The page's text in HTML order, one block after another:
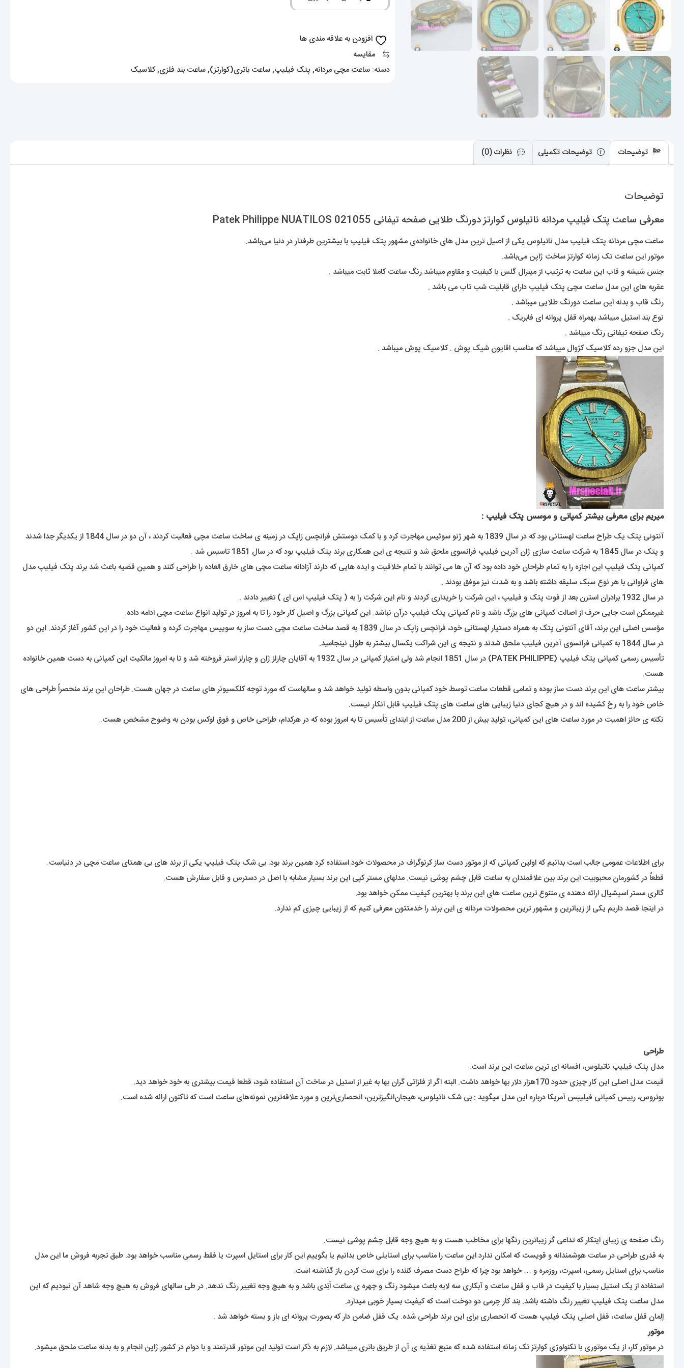
دورنگ
طلایی
افزودن به علاقه مندی ها
مقایسه
دسته: ساعت مچی مردانه, پتک فیلیپ,ساعت باتری(کوارتز),ساعت بند فلزی,کلاسیک
توضیحات توضیحات تکمیلی نظرات (0)
توضیحات
معرفی ساعت پتک فیلیپ مردانه ناتیلوس کوارتز دورنگ طلایی صفحه تیفانی Patek Philippe NUATILOS 021055
ساعت مچی مردانه پتک فیلیپ مدل ناتیلوس یکی از اصیل ترین مدل های خانواده‌ی مشهور پتک فیلیپ با بیشترین طرفدار در دنیا می‌باشد.
موتور این ساعت تک زمانه کوارتز ساخت ژاپن می‌باشد.
جنس شیشه و قاب این ساعت به ترتیب از مینرال گلس با کیفیت و مقاوم میباشد.رنگ ساعت کاملا ثابت میباشد .
عقربه های این مدل ساعت مچی پتک فیلیپ دارای قابلیت شب تاب می باشد .
رنگ قاب و بدنه این ساعت دورنگ طلایی میباشد .
نوع بند استیل میباشد بهمراه قفل پروانه ای فابریک .
رنگ صفحه تیفانی رنگ میباشد .
این مدل جزو رده کلاسیک کژوال میباشد که مناسب اقایون شیک پوش . کلاسیک پوش میباشد .
میریم برای معرفی بیشتر کمپانی و موسس پتک فیلیپ :
آنتونی پتک یک طراح ساعت لهستانی بود که در سال 1839 به شهر ژنو سوئیس مهاجرت کرد و با کمک دوستش فرانچس زاپک در زمینه ی ساخت ساعت مچی فعالیت کردند ، آن دو در سال 1844 از یکدیگر جدا شدند
و پتک در سال 1845 به شرکت ساعت سازی ژان آدرین فیلیپ فرانسوی ملحق شد و نتیجه ی این همکاری برند پتک فیلیپ بود که در سال 1851 تاسیس شد .
کمپانی پتک فیلیپ این اجازه را به تمام طراحان خود داده بود که آن ها می توانند با تمام خلاقیت و ایده هایی که دارند آزادانه ساعت مچی های خارق العاده را طراحی کنند و همین قضیه باعث شد برند پتک فیلیپ مدل
های فراوانی با هر نوع سبک سلیقه داشته باشد و به شدت نیز موفق بودند .
در سال 1932 برادران استرن بعد از فوت پتک و فیلیپ ، این شرکت را خریداری کردند و نام این شرکت را به ( پتک فیلیپ اس ای ) تغییر دادند .
غیرممکن است جایی حرف از اصالت کمپانی های بزرگ باشد و نام کمپانی پتک فیلیپ درآن نباشد. این کمپانی بزرگ و اصیل کار خود را تا به امروز در تولید انواع ساعت مچی ادامه داده.
مؤسس اصلی این برند، آقای آنتونی پتک به همراه دستیار لهستانی خود، فرانچس زاپک در سال 1839 به قصد ساخت ساعت مچی دست ساز به سوییس مهاجرت کرده و فعالیت خود را در این کشور آغاز کردند. این دو
در سال 1844 به کمپانی فرانسوی آدرین فیلیپ ملحق شدند و نتیجه ی این شراکت یکسال بیشتر به طول نینجامید.
تأسیس رسمی کمپانی پتک فیلیپ (PATEK PHILIPPE
) در سال 1851 انجام شد ولی امتیاز کمپانی در سال 1932 به آقایان چارلز ژان و چارلز استر فروخته شد و تا به امروز مالکیت این کمپانی به دست همین خانواده
هست.
بیشتر ساعت های این برند دست ساز بوده و تمامی قطعات ساعت توسط خود کمپانی بدون واسطه تولید خواهد شد و سالهاست که مورد توجه کلکسیونر های ساعت در جهان هست. طراحان این برند منحصراً طراحی های
خاص خود را به رخ کشیده اند و در هیچ کجای دنیا زیبایی های ساعت های پتک فیلیپ قابل انکار نیست.
نکته ی حائز اهمیت در مورد ساعت های این کمپانی، تولید بیش از 200 مدل ساعت از ابتدای تأسیس تا به امروز بوده که در هرکدام، طراحی خاص و فوق لوکس بودن به وضوح مشخص هست.
برای اطلاعات عمومی جالب است بدانیم که اولین کمپانی که از موتور دست ساز کرنوگراف در محصولات خود استفاده کرد همین برند بود. بی شک پتک فیلیپ یکی از برند های بی همتای ساعت مچی در دنیاست.
قطعاً در کشورمان محبوبیت این برند بین علاقمندان به ساعت قابل چشم پوشی نیست. مدلهای مستر کپی این برند بسیار مشابه با اصل در دسترس و قابل سفارش هست.
طراحی
مدل پتک فیلیپ ناتیلوس، افسانه ای ترین ساعت این برند است.
رنگ صفحه ی زیبای اینکار که تداعی گر زیباترین رنگها برای مخاطب هست و به هیچ وجه قابل چشم پوشی نیست.
به قدری طراحی در ساعت هوشمندانه و قویست که امکان ندارد این ساعت را مناسب برای استایلی خاص بدانیم یا بگوییم این کار برای استایل اسپرت یا فقط رسمی مناسب خواهد بود. طبق تجربه فروش ما این مدل
مناسب برای استایل رسمی، اسپرت، روزمره و … خواهد بود چرا که طراح دست مصرف کننده را برای ست کردن باز گذاشته است.
استفاده از یک استیل بسیار با کیفیت در قاب و قفل ساعت و آبکاری سه لایه باعث میشود رنگ و چهره ی ساعت اَبَدی باشد و به هیچ وجه تغییر رنگ ندهد. در طی سالهای فروش به هیچ وجه شاهد آن نبودیم که این
مدل ساعت پتک فیلیپ تغییر رنگ داشته باشد. بند کار چرمی دو دوخت است که کیفیت بسیار خوبی میدارد.
اِلِمان قفل ساعت، قفل اصلی پتک فیلیپ هست که انحصاری برای این برند طراحی شده. یک قفل ضامن دار که بصورت پروانه ای باز و بسته خواهد شد .
موتور